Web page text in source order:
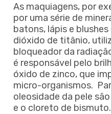
As maquiagens, por
por uma série de
batons, lápis e
dióxido de titânio,
bloqueador da
é responsável pelo
óxido de zinco, que
micro-organismos.
oleosidade da pele
e o cloreto de bismuto.